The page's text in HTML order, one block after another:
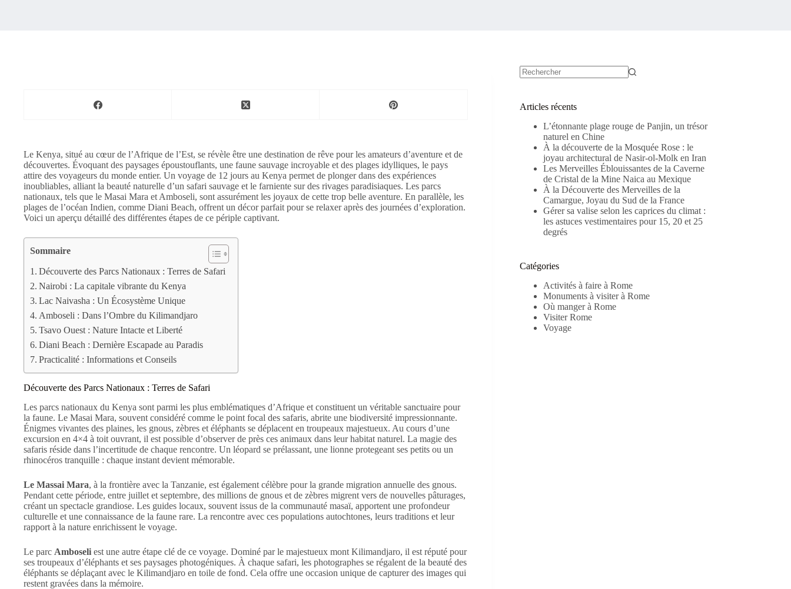
Le Kenya, situé au cœur de l’Afrique de l’Est, se révèle être une destination de rêve pour les amateurs d’aventure et de
découvertes. Évoquant des paysages époustouflants, une faune sauvage incroyable et des plages idylliques, le pays
attire des voyageurs du monde entier. Un voyage de 12 jours au Kenya permet de plonger dans des expériences
inoubliables, alliant la beauté naturelle d’un safari sauvage et le farniente sur des rivages paradisiaques. Les parcs
nationaux, tels que le Masai Mara et Amboseli, sont assurément les joyaux de cette trop belle aventure. En parallèle, les
plages de l’océan Indien, comme Diani Beach, offrent un décor parfait pour se relaxer après des journées d’exploration.
Voici un aperçu détaillé des différentes étapes de ce périple captivant.
Sommaire
Découverte des Parcs Nationaux : Terres de Safari
Nairobi : La capitale vibrante du Kenya
Lac Naivasha : Un Écosystème Unique
Amboseli : Dans l’Ombre du Kilimandjaro
Tsavo Ouest : Nature Intacte et Liberté
Diani Beach : Dernière Escapade au Paradis
Practicalité : Informations et Conseils
Découverte des Parcs Nationaux : Terres de Safari
Les parcs nationaux du Kenya sont parmi les plus emblématiques d’Afrique et constituent un véritable sanctuaire pour
la faune. Le Masai Mara, souvent considéré comme le point focal des safaris, abrite une biodiversité impressionnante.
Énigmes vivantes des plaines, les gnous, zèbres et éléphants se déplacent en troupeaux majestueux. Au cours d’une
excursion en 4×4 à toit ouvrant, il est possible d’observer de près ces animaux dans leur habitat naturel. La magie des
safaris réside dans l’incertitude de chaque rencontre. Un léopard se prélassant, une lionne protegeant ses petits ou un
rhinocéros tranquille : chaque instant devient mémorable.
Le Massai Mara, à la frontière avec la Tanzanie, est également célèbre pour la grande migration annuelle des gnous.
Pendant cette période, entre juillet et septembre, des millions de gnous et de zèbres migrent vers de nouvelles pâturages,
créant un spectacle grandiose. Les guides locaux, souvent issus de la communauté masaï, apportent une profondeur
culturelle et une connaissance de la faune rare. La rencontre avec ces populations autochtones, leurs traditions et leur
rapport à la nature enrichissent le voyage.
Le parc Amboseli est une autre étape clé de ce voyage. Dominé par le majestueux mont Kilimandjaro, il est réputé pour
ses troupeaux d’éléphants et ses paysages photogéniques. À chaque safari, les photographes se régalent de la beauté des
éléphants se déplaçant avec le Kilimandjaro en toile de fond. Cela offre une occasion unique de capturer des images qui
restent gravées dans la mémoire.
Articles récents
L’étonnante plage rouge de Panjin, un trésor
naturel en Chine
À la découverte de la Mosquée Rose : le
joyau architectural de Nasir-ol-Molk en Iran
Les Merveilles Éblouissantes de la Caverne
de Cristal de la Mine Naica au Mexique
À la Découverte des Merveilles de la
Camargue, Joyau du Sud de la France
Gérer sa valise selon les caprices du climat :
les astuces vestimentaires pour 15, 20 et 25
degrés
Catégories
Activités à faire à Rome
Monuments à visiter à Rome
Où manger à Rome
Visiter Rome
Voyage